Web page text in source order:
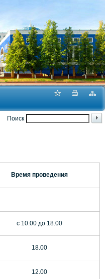
Поиск
Время проведения
с 10.00 до 18.00
18.00
12.00